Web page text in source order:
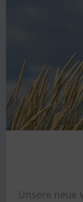
Unsere neue